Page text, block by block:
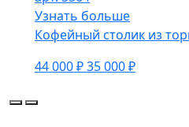
Узнать больше
Кофейный столик из
44 000 ₽35 000 ₽